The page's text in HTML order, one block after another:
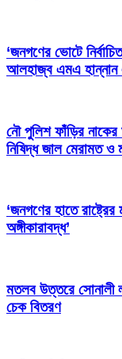
‘জনগণের ভোটে
আলহাজ্ব এমএ হান্নান
নৌ পুলিশ ফাঁড়ির নাকের
নিষিদ্ধ জাল মেরামত ও
‘জনগণের হাতে
অঙ্গীকারাবদ্ধ’
মতলব উত্তরে সোনালী
চেক বিতরণ